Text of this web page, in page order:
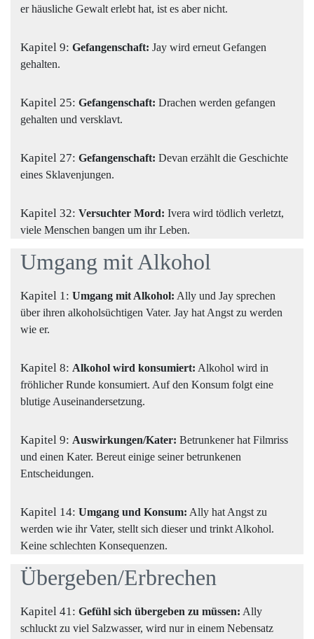
er häusliche Gewalt erlebt hat, ist es aber nicht.
Kapitel 9: Gefangenschaft: Jay wird erneut Gefangen
gehalten.
Kapitel 25: Gefangenschaft: Drachen werden gefangen
gehalten und versklavt.
Kapitel 27: Gefangenschaft: Devan erzählt die Geschichte
eines Sklavenjungen.
Kapitel 32: Versuchter Mord: Ivera wird tödlich verletzt,
viele Menschen bangen um ihr Leben.
Umgang mit Alkohol
Kapitel 1: Umgang mit Alkohol: Ally und Jay sprechen
über ihren alkoholsüchtigen Vater. Jay hat Angst zu werden
wie er.
Kapitel 8: Alkohol wird konsumiert: Alkohol wird in
fröhlicher Runde konsumiert. Auf den Konsum folgt eine
blutige Auseinandersetzung.
Kapitel 9: Auswirkungen/Kater: Betrunkener hat Filmriss
und einen Kater. Bereut einige seiner betrunkenen
Entscheidungen.
Kapitel 14: Umgang und Konsum: Ally hat Angst zu
werden wie ihr Vater, stellt sich dieser und trinkt Alkohol.
Keine schlechten Konsequenzen.
Übergeben/Erbrechen
Kapitel 41: Gefühl sich übergeben zu müssen: Ally
schluckt zu viel Salzwasser, wird nur in einem Nebensatz